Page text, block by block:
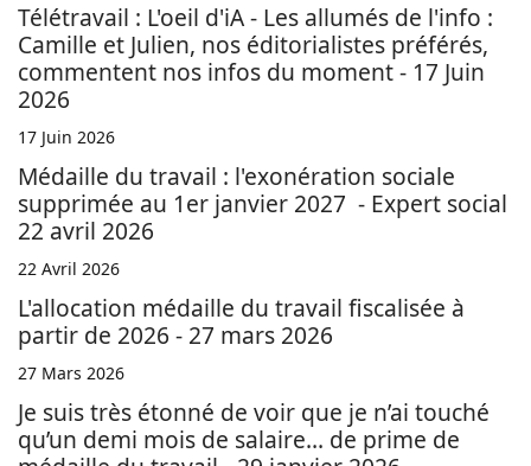
Télétravail : L'oeil d'iA - Les allumés de l'info :
Camille et Julien, nos éditorialistes préférés,
commentent nos infos du moment - 17 Juin
2026
17 Juin 2026
Médaille du travail : l'exonération sociale
supprimée au 1er janvier 2027 - Expert social
22 avril 2026
22 Avril 2026
L'allocation médaille du travail fiscalisée à
partir de 2026 - 27 mars 2026
27 Mars 2026
Je suis très étonné de voir que je n’ai touché
qu’un demi mois de salaire… de prime de